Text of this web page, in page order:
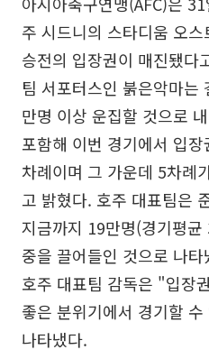
주 시드니의 스타디움 오
승전의 입장권이 매진됐다
팀 서포터스인 붉은악마는
만명 이상 운집할 것으로
포함해 이번 경기에서 입
차례이며 그 가운데 5차례
고 밝혔다. 호주 대표팀은
지금까지 19만명(경기평
중을 끌어들인 것으로 나
호주 대표팀 감독은 "입장
좋은 분위기에서 경기할
나타냈다.